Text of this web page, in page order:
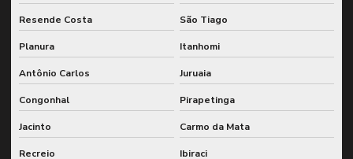
Resende Costa São Tiago
Planura Itanhomi
Antônio Carlos Juruaia
Congonhal Pirapetinga
Jacinto Carmo da Mata
Recreio Ibiraci